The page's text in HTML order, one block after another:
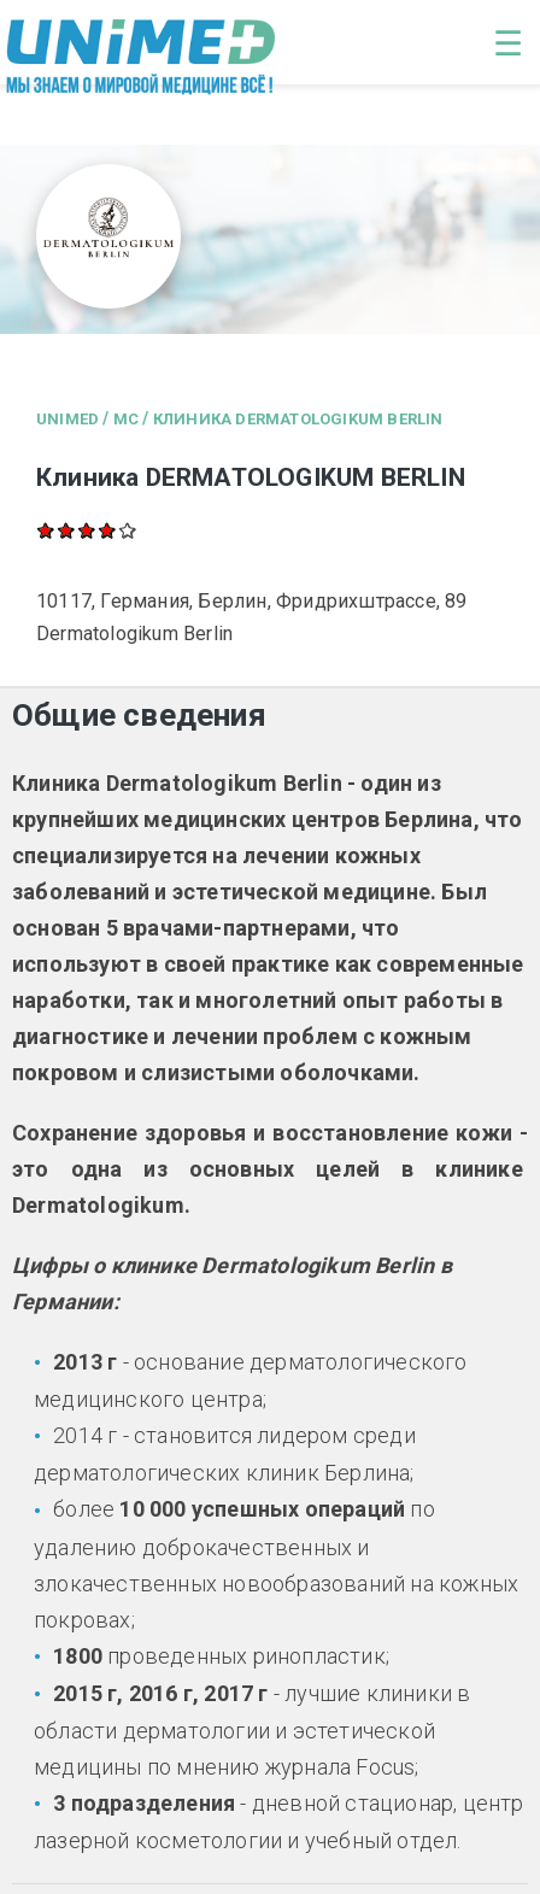
Перейти к основному содержанию
☰
UNIMED / MC / КЛИНИКА DERMATOLOGIKUM BERLIN
Клиника DERMATOLOGIKUM BERLIN
10117, Германия, Берлин, Фридрихштрассе, 89
Dermatologikum Berlin
Общие сведения
Клиника Dermatologikum Berlin - один из
крупнейших медицинских центров Берлина, что
специализируется на лечении кожных
заболеваний и эстетической медицине. Был
основан 5 врачами-партнерами, что
используют в своей практике как современные
наработки, так и многолетний опыт работы в
диагностике и лечении проблем с кожным
покровом и слизистыми оболочками.
Сохранение здоровья и восстановление кожи -
это одна из основных целей в клинике
Dermatologikum.
Цифры о клинике Dermatologikum Berlin в
Германии:
2013 г - основание дерматологического
медицинского центра;
2014 г - становится лидером среди
дерматологических клиник Берлина;
более 10 000 успешных операций по
удалению доброкачественных и
злокачественных новообразований на кожных
покровах;
1800 проведенных ринопластик;
2015 г, 2016 г, 2017 г - лучшие клиники в
области дерматологии и эстетической
медицины по мнению журнала Focus;
3 подразделения - дневной стационар, центр
лазерной косметологии и учебный отдел.